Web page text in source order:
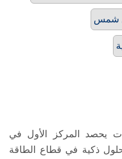
شمس
يحصد المركز الأول في
حلول ذكية في قطاع الطاقة